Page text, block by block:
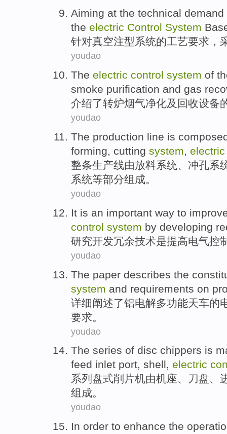
Aiming at the technical demand
the electric Control System
针对真空注型系统的工艺要求 ，
youdao
The electric control system of
smoke purification and gas
介绍了转炉烟气净化及 回收设备
youdao
The production line is
forming, cutting system,
整条生产线由放料系统、 冲孔系
系统等部分组成。
youdao
It is an important way to
control system by developing
研究开发冗余技术是提高电气控
youdao
The paper describes the
system and requirements on
详细阐述了铝电解多功能天车的
要求 。
youdao
The series of disc chippers is
feed inlet port, shell, electric
系列 盘式削 片机由机座、 刀盘、
组成。
youdao
In order to enhance the